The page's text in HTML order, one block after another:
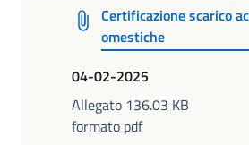
Certificazione scarico
omestiche
04-02-2025
Allegato 136.03 KB
formato pdf